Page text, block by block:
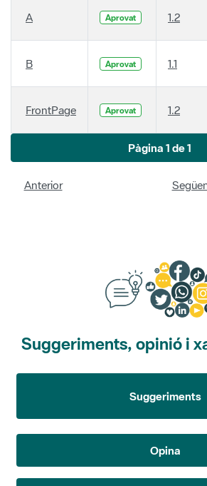
A Aprovat 1.2
B Aprovat 1.1
FrontPage Aprovat 1.2
Pàgina 1 de 1
Anterior
Suggeriments, opinió i
Suggeriments
Opina